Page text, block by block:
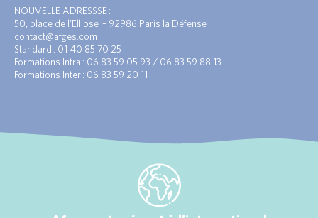
NOUVELLE ADRESSSE :
50, place de l’Ellipse – 92986 Paris la Défense
contact@afges.com
Standard : 01 40 85 70 25
Formations Intra : 06 83 59 05 93 / 06 83 59 88 13
Formations Inter : 06 83 59 20 11